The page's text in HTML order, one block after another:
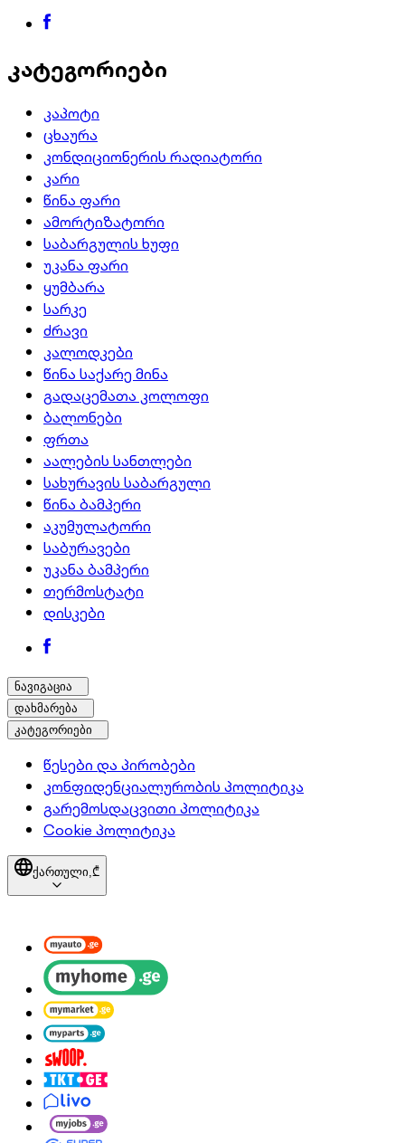
კატეგორიები
კაპოტი
ცხაურა
კონდიციონერის რადიატორი
კარი
წინა ფარი
ამორტიზატორი
საბარგულის ხუფი
უკანა ფარი
ყუმბარა
სარკე
ძრავი
კალოდკები
წინა საქარე მინა
გადაცემათა კოლოფი
ბალონები
ფრთა
აალების სანთლები
სახურავის საბარგული
წინა ბამპერი
აკუმულატორი
საბურავები
უკანა ბამპერი
თერმოსტატი
დისკები
ნავიგაცია
დახმარება
კატეგორიები
წესები და პირობები
კონფიდენციალურობის პოლიტიკა
გარემოსდაცვითი პოლიტიკა
Cookie პოლიტიკა
ქართული, ₾